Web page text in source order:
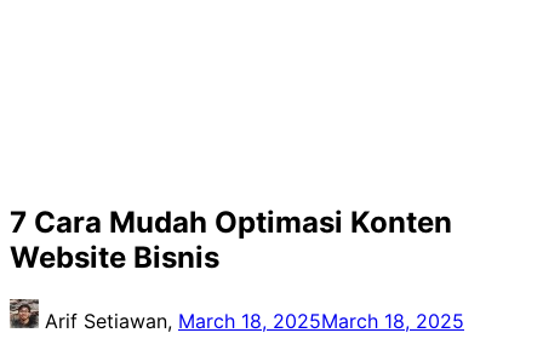
7 Cara Mudah Optimasi Konten
Website Bisnis
Arif Setiawan, March 18, 2025March 18, 2025